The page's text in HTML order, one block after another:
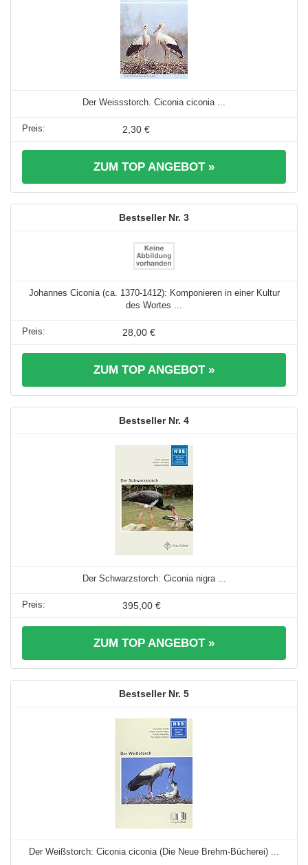
Der Weissstorch. Ciconia ciconia ...
2,30 €
ZUM TOP ANGEBOT »
3
Johannes Ciconia (ca. 1370-1412): Komponieren in einer Kultur
des Wortes ...
28,00 €
ZUM TOP ANGEBOT »
4
Der Schwarzstorch: Ciconia nigra ...
395,00 €
ZUM TOP ANGEBOT »
5
Der Weißstorch: Ciconia ciconia (Die Neue Brehm-Bücherei) ...